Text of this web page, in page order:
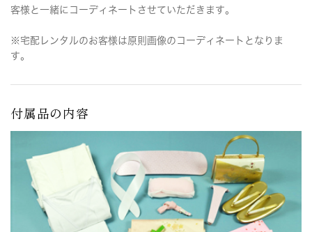
客様と一緒にコーディネートさせていただきます。
※宅配レンタルのお客様は原則画像のコーディネートとなりま
す。
付属品の内容